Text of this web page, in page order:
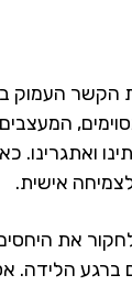
העמוק בין
המעצבים
אישית.
את היחסים
הלידה.